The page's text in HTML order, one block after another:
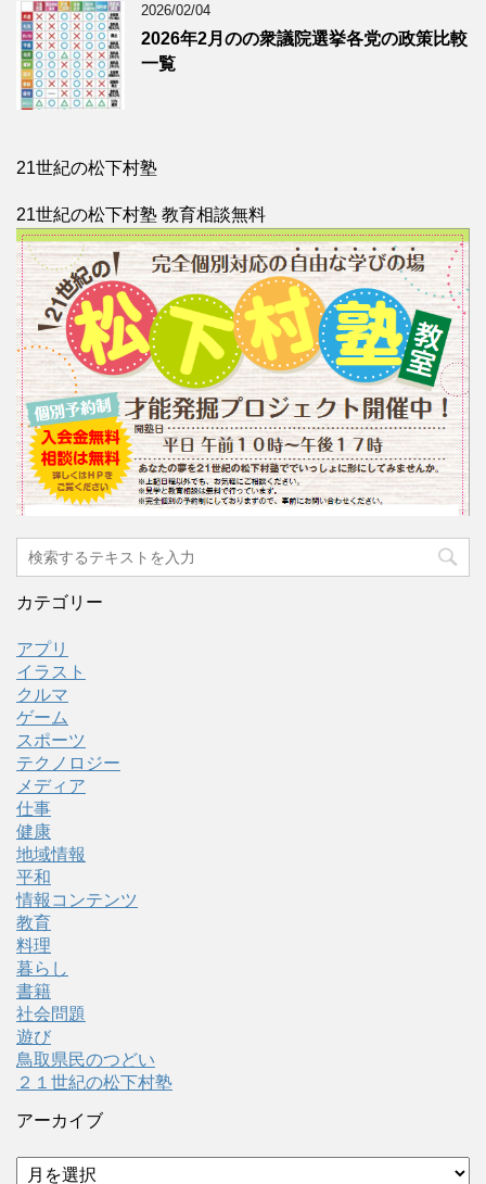
2026/02/04
2026年2月のの衆議院選挙各党の政策比較
一覧
21世紀の松下村塾
21世紀の松下村塾 教育相談無料
カテゴリー
アプリ
イラスト
クルマ
ゲーム
スポーツ
テクノロジー
メディア
仕事
健康
地域情報
平和
情報コンテンツ
教育
料理
暮らし
書籍
社会問題
遊び
鳥取県民のつどい
２１世紀の松下村塾
アーカイブ
ア